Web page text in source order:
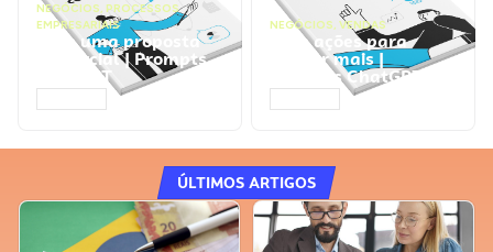
NEGÓCIOS, PROCESSOS
EMPRESARIAIS
Faça uma proposta
comercial | Prompts
ChatGPT
NEGÓCIOS, VENDAS
Faça ações para
vender mais |
Prompts ChatGPT
ÚLTIMOS ARTIGOS